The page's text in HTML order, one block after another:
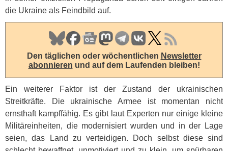
die Ukraine als Feindbild auf.
Den täglichen oder wöchentlichen Newsletter
abonnieren und auf dem Laufenden bleiben!
Ein weiterer Faktor ist der Zustand der ukrainischen
Streitkräfte. Die ukrainische Armee ist momentan nicht
ernsthaft kampffähig. Es gibt laut Experten nur einige kleine
Militäreinheiten, die modernisiert wurden und in der Lage
seien, das Land zu verteidigen. Doch selbst diese sind